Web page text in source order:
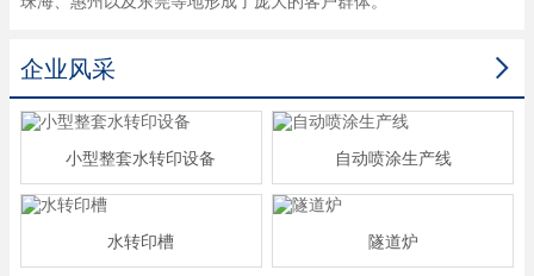

企业风采
小型整套水转印设备 自动喷涂生产线
水转印槽 隧道炉